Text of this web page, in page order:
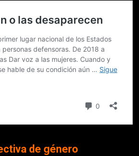
de género